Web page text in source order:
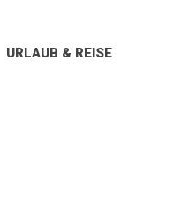
URLAUB & REISE